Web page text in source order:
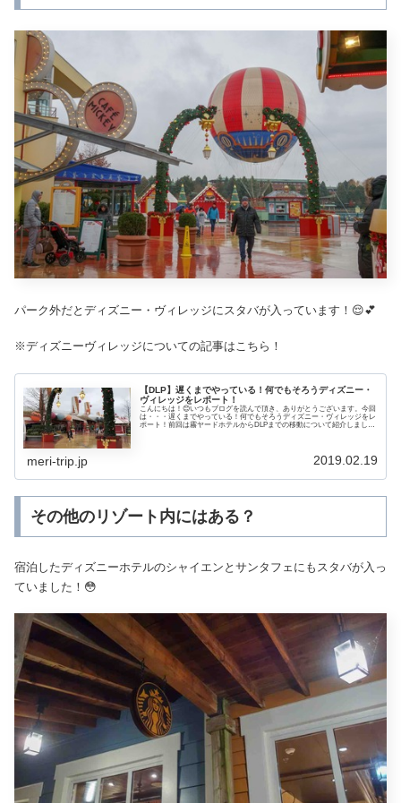
パーク外だとディズニー・ヴィレッジにスタバが入っています！😌💕
※ディズニーヴィレッジについての記事はこちら！
【DLP】遅くまでやっている！何でもそろうディズニー・
ヴィレッジをレポート！
こんにちは！😊いつもブログを読んで頂き、ありがとうございます。今回
は・・・遅くまでやっている！何でもそろうディズニー・ヴィレッジをレ
ポート！前回は霧ヤードホテルからDLPまでの移動について紹介しまし
meri-trip.jp 2019.02.19
その他のリゾート内にはある？
宿泊したディズニーホテルのシャイエンとサンタフェにもスタバが入っ
ていました！😳